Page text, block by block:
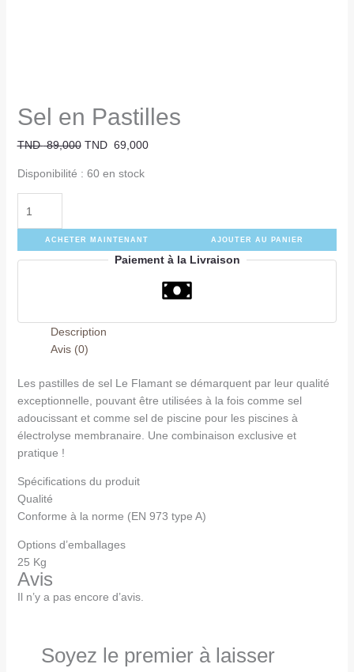
Sel en Pastilles
TND89,000 TND 69,000
Disponibilité : 60 en stock
ACHETER MAINTENANT AJOUTER AU PANIER
Paiement à la Livraison
Description
Avis (0)
Les pastilles de sel Le Flamant se démarquent par leur qualité
exceptionnelle, pouvant être utilisées à la fois comme sel
adoucissant et comme sel de piscine pour les piscines à
électrolyse membranaire. Une combinaison exclusive et
pratique !
Spécifications du produit
Qualité
Conforme à la norme (EN 973 type A)
Options d’emballages
25 Kg
Avis
Il n’y a pas encore d’avis.
Soyez le premier à laisser